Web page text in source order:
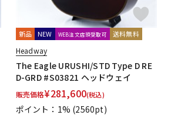
新品 NEW WEB注文店頭受取可 送料無料
Headway
The Eagle URUSHI/STD Type D RE
D-GRD #S03821 ヘッドウェイ
販売価格¥281,600(税込)
ポイント：1% (2560pt)